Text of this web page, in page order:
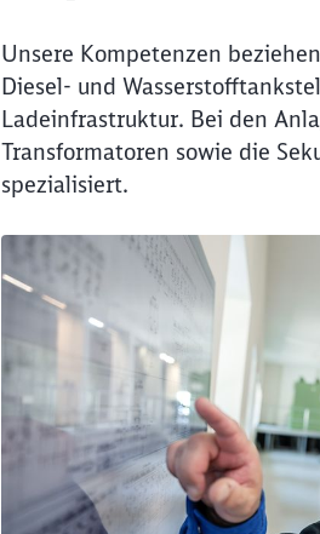
Unsere Kompetenzen
Diesel- und
Ladeinfrastruktur. Bei den
Transformatoren sowie die
spezialisiert.